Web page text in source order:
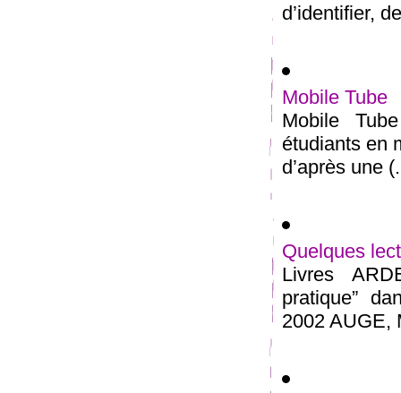
d’identifier,
Mobile Tube
Mobile
étudiants en
d’après une
Quelques
Livres
pratique”
2002 AUGE,